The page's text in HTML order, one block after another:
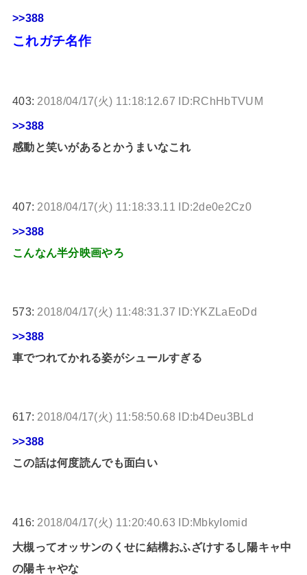
>>388
これガチ名作
403: 2018/04/17(火) 11:18:12.67 ID:RChHbTVUM
>>388
感動と笑いがあるとかうまいなこれ
407: 2018/04/17(火) 11:18:33.11 ID:2de0e2Cz0
>>388
こんなん半分映画やろ
573: 2018/04/17(火) 11:48:31.37 ID:YKZLaEoDd
>>388
車でつれてかれる姿がシュールすぎる
617: 2018/04/17(火) 11:58:50.68 ID:b4Deu3BLd
>>388
この話は何度読んでも面白い
416: 2018/04/17(火) 11:20:40.63 ID:MbkyIomid
大槻ってオッサンのくせに結構おふざけするし陽キャ中
の陽キャやな